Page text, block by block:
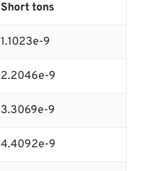
Short tons
1.1023e-9
2.2046e-9
3.3069e-9
4.4092e-9